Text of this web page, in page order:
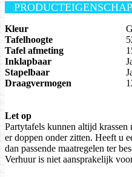
Kleur
Tafelhoogte
Tafel afmeting
Inklapbaar
Stapelbaar
Draagvermogen
Let op
Partytafels kunnen altijd
er doppen onder zitten. Heeft u
dan passende maatregelen ter
Verhuur is niet aansprakelijk